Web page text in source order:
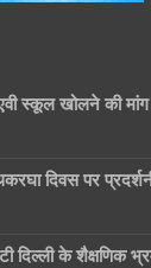
स्कूल खोलने की
दिवस पर
दिल्ली के शैक्षणिक